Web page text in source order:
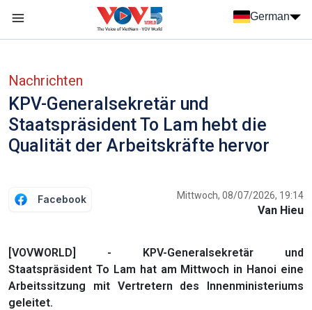
German
Nachrichten
KPV-Generalsekretär und
Staatspräsident To Lam hebt die
Qualität der Arbeitskräfte hervor
Facebook Mittwoch, 08/07/2026, 19:14
Van Hieu
[VOVWORLD] - KPV-Generalsekretär und
Staatspräsident To Lam hat am Mittwoch in Hanoi eine
Arbeitssitzung mit Vertretern des Innenministeriums
geleitet.